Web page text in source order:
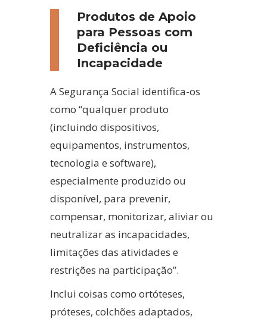
Produtos de Apoio
para Pessoas com
Deficiência ou
Incapacidade
A Segurança Social identifica-os
como “qualquer produto
(incluindo dispositivos,
equipamentos, instrumentos,
tecnologia e software),
especialmente produzido ou
disponível, para prevenir,
compensar, monitorizar, aliviar ou
neutralizar as incapacidades,
limitações das atividades e
restrições na participação”.
Inclui coisas como ortóteses,
próteses, colchões adaptados,